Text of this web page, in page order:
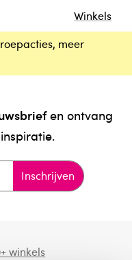
Winkels
meer
en ontvang
Inschrijven
winkels